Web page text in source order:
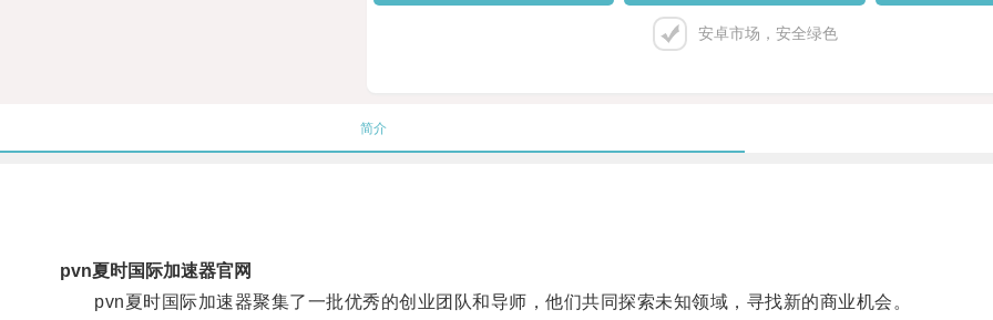
安卓市场，安全绿色
简介
pvn夏时国际加速器官网
pvn夏时国际加速器聚集了一批优秀的创业团队和导师，他们共同探索未知领域，寻找新的商业机会。